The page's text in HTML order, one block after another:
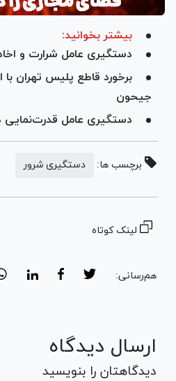
بیشتر بخوانید:
دستگیری عامل شرارت و
برخورد قاطع پلیس تهران با
جیحون
دستگیری عامل قدرت‌نمایی
برچسب ها: دستگیری شرور
لینک کوتاه
هم‌رسانی:
ارسال دیدگاه
دیدگاهتان را بنویسید